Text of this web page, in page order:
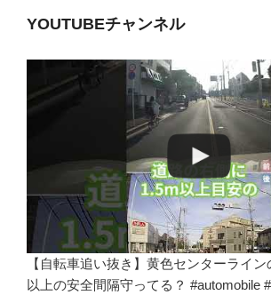
YOUTUBEチャンネル
【自転車追い抜き】黄色センターライ
以上の安全間隔守ってる？ #automobile